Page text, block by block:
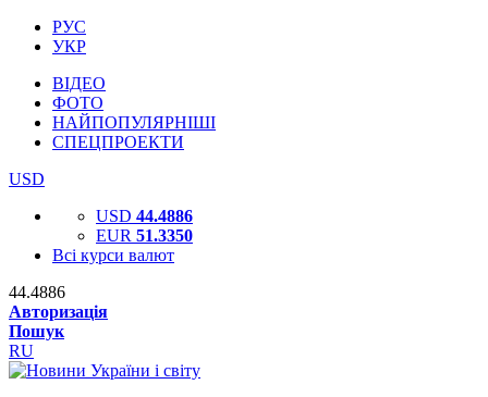
РУС
УКР
ВІДЕО
ФОТО
НАЙПОПУЛЯРНІШІ
СПЕЦПРОЕКТИ
USD
USD 44.4886
EUR 51.3350
Всі курси валют
44.4886
Авторизація
Пошук
RU